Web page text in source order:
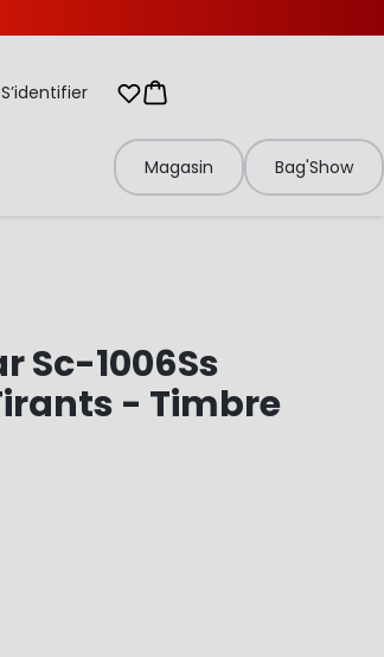
S’identifier Mes listes d'envies
Panier
Magasin Bag'Show
Sc-1006Ss
- Timbre